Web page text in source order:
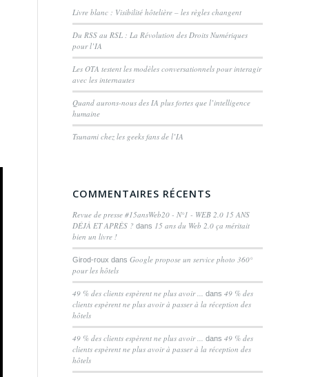
Livre blanc : Visibilité hôtelière – les règles changent
Du RSS au RSL : La Révolution des Droits Numériques
pour l’IA
Les OTA testent les modèles conversationnels pour interagir
avec les internautes
Quand aurons-nous des IA plus fortes que l’intelligence
humaine
Tsunami chez les geeks fans de l’IA
COMMENTAIRES RÉCENTS
Revue de presse #15ansWeb20 - N°1 - WEB 2.0 15 ANS
DÉJÀ ET APRÈS ? dans 15 ans du Web 2.0 ça méritait
bien un livre !
Girod-roux dansGoogle propose un service photo 360°
pour les hôtels
49 % des clients espèrent ne plus avoir ... dans49 % des
clients espèrent ne plus avoir à passer à la réception des
hôtels
49 % des clients espèrent ne plus avoir ... dans49 % des
clients espèrent ne plus avoir à passer à la réception des
hôtels